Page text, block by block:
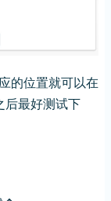
的位置就可以在
后最好测试下